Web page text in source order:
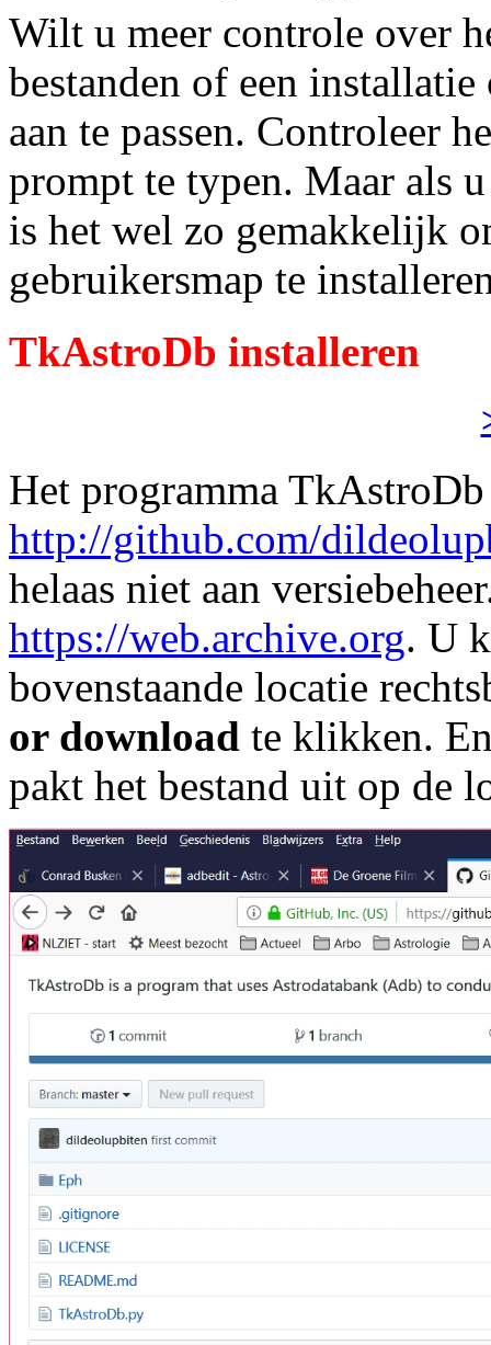
Wilt u meer controle over
bestanden of een
aan te passen. Controleer
prompt te typen. Maar als
is het wel zo gemakkelijk
gebruikersmap te
TkAstroDb installeren
Het programma
http://github.com/
helaas niet aan
https://web.archive.org. U
bovenstaande locatie
or download te klikken.
pakt het bestand uit op de